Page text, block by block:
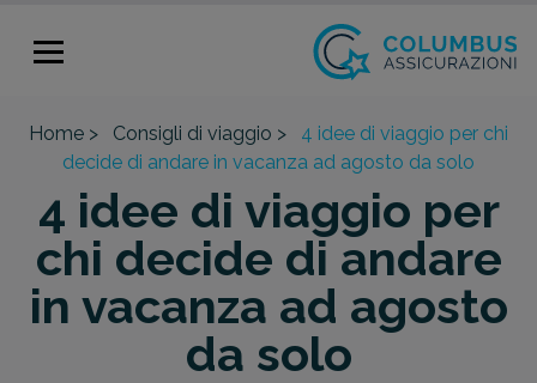
Home > Consigli di viaggio >
4 idee di viaggio per chi
decide di andare in vacanza ad agosto da solo
4 idee di viaggio per
chi decide di andare
in vacanza ad agosto
da solo